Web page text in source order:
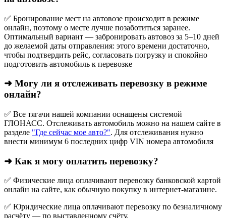
✅ Бронирование мест на автовозе происходит в режиме
онлайн, поэтому о месте лучше позаботиться заранее.
Оптимальный вариант — забронировать автовоз за 5–10 дней
до желаемой даты отправления: этого времени достаточно,
чтобы подтвердить рейс, согласовать погрузку и спокойно
подготовить автомобиль к перевозке
➜ Могу ли я отслеживать перевозку в режиме
онлайн?
✅ Все тягачи нашей компании оснащены системой
ГЛОНАСС. Отслеживать автомобиль можно на нашем сайте в
разделе "Где сейчас мое авто?". Для отслеживания нужно
внести минимум 6 последних цифр VIN номера автомобиля
➜ Как я могу оплатить перевозку?
✅ Физические лица оплачивают перевозку банковской картой
онлайн на сайте, как обычную покупку в интернет‑магазине.
✅ Юридические лица оплачивают перевозку по безналичному
расчёту — по выставленному счёту.